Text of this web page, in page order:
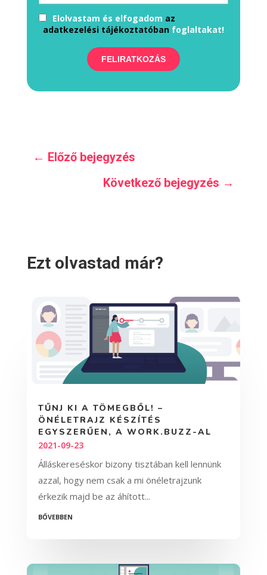
Elolvastam és elfogadom az
adatkezelési tájékoztatóbanfoglaltakat!
← Előző bejegyzés
Következő bejegyzés →
Ezt olvastad már?
TŰNJ KI A TÖMEGBŐL! –
ÖNÉLETRAJZ KÉSZÍTÉS
EGYSZERŰEN, A WORK.BUZZ-AL
2021-09-23
Álláskereséskor bizony tisztában kell lennünk
azzal, hogy nem csak a mi önéletrajzunk
érkezik majd be az áhított...
bővebben